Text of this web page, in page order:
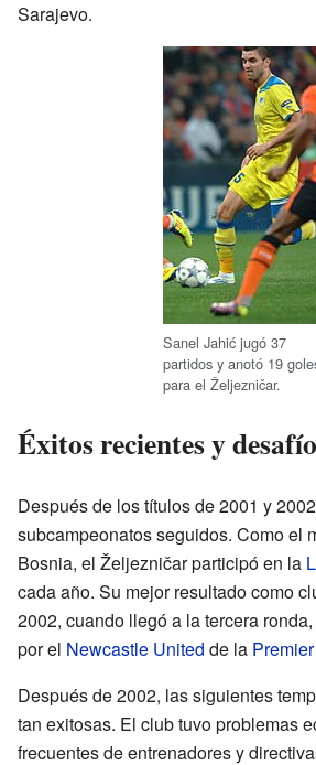
Sarajevo.
Sanel Jahić jugó 37
partidos y anotó 19
para el Željezničar.
Éxitos recientes y
Después de los títulos de 2001 y
subcampeonatos seguidos. Como el
Bosnia, el Željezničar participó en la
cada año. Su mejor resultado como
2002, cuando llegó a la tercera
por el Newcastle United de la
Después de 2002, las siguientes
tan exitosas. El club tuvo problemas
frecuentes de entrenadores y